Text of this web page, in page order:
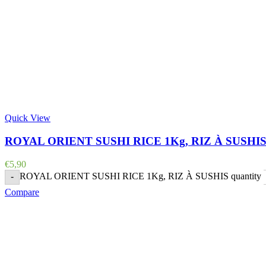
Quick View
ROYAL ORIENT SUSHI RICE 1Kg, RIZ À SUSHIS
€5,90
- ROYAL ORIENT SUSHI RICE 1Kg, RIZ À SUSHIS quantity
Compare